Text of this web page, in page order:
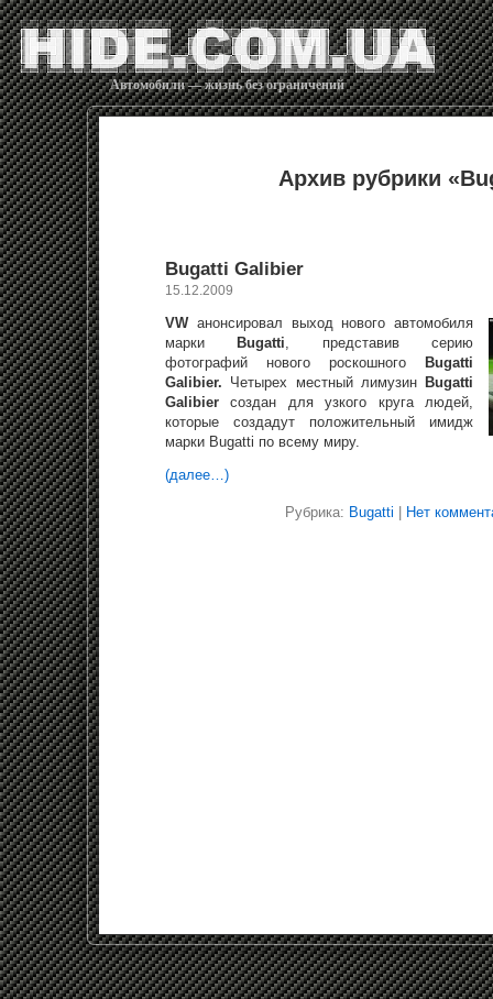
Автомобили — жизнь без ограничений
Архив рубрики
Bugatti Galibier
15.12.2009
VW анонсировал выход нового автомобиля
марки
Bugatti, представив серию
фотографий нового роскошного
Bugatti
Galibier. Четырех местный лимузин Bugatti
Galibier создан для узкого круга людей,
которые создадут положительный имидж
марки Bugatti по всему миру.
(далее…)
Рубрика: Bugatti Нет